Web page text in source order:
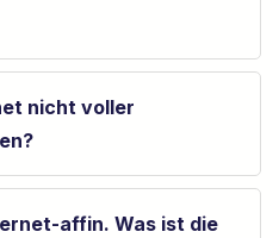
nicht voller
affin. Was ist die